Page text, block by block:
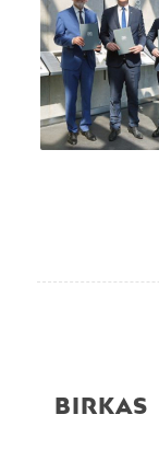
BIRKAS